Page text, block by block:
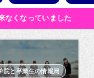
なくなっていました
院と卒業生の情報局